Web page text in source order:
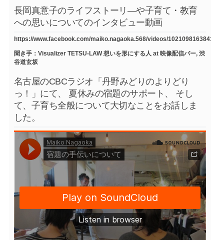
長岡真意子のライフストーリ―や子育て・教育
への思いについてのインタビュー動画
https://www.facebook.com/maiko.nagaoka.568/videos/
聞き手：Visualizer TETSU-LAW 想いを形にする人 at 映像配信バー, 渋
谷道玄坂
名古屋のCBCラジオ「丹野みどりのよりどり
っ！」にて、 夏休みの宿題のサポート、 そし
て、子育ち全般について大切なことをお話しま
した。